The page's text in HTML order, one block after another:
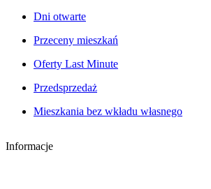
Dni otwarte
Przeceny mieszkań
Oferty Last Minute
Przedsprzedaż
Mieszkania bez wkładu własnego
Informacje